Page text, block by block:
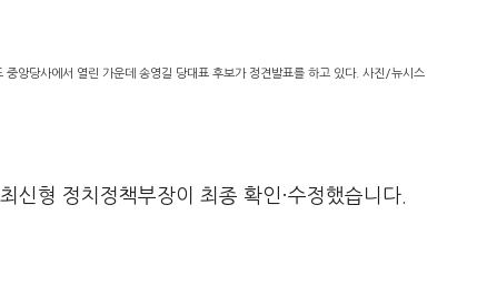
앙당사에서 열린 가운데 송영길 당대표 후보가 정견발표를 하고 있다. 사진/뉴시스
신형 정치정책부장이 최종 확인·수정했습니다.